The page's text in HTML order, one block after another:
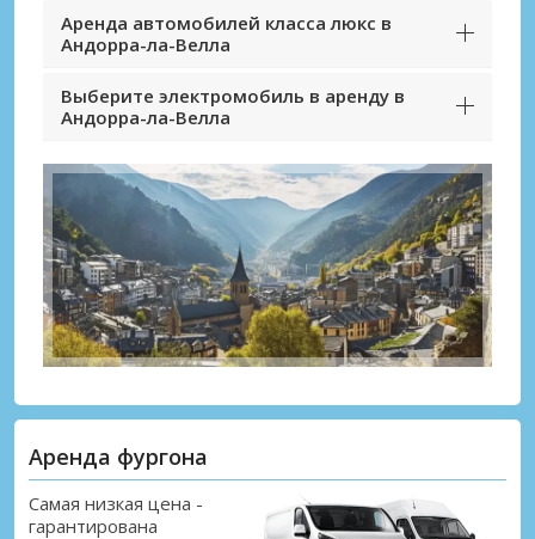
Аренда автомобилей класса люкс в
Андорра-ла-Велла
Выберите электромобиль в аренду в
Андорра-ла-Велла
Аренда фургона
Самая низкая цена -
гарантирована